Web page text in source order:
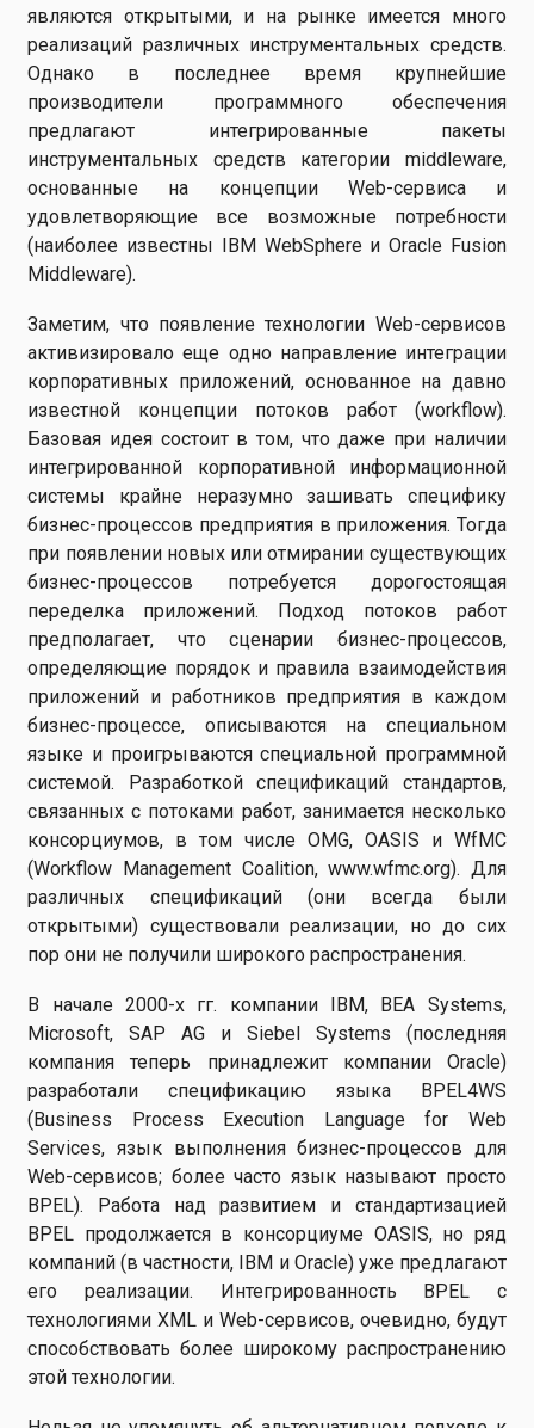
являются открытыми, и на рынке имеется много
реализаций различных инструментальных средств.
Однако в последнее время крупнейшие
производители программного обеспечения
предлагают интегрированные пакеты
инструментальных средств категории middleware,
основанные на концепции Web-сервиса и
удовлетворяющие все возможные потребности
(наиболее известны IBM WebSphere и Oracle Fusion
Middleware).
Заметим, что появление технологии Web-сервисов
активизировало еще одно направление интеграции
корпоративных приложений, основанное на давно
известной концепции потоков работ (workflow).
Базовая идея состоит в том, что даже при наличии
интегрированной корпоративной информационной
системы крайне неразумно зашивать специфику
бизнес-процессов предприятия в приложения. Тогда
при появлении новых или отмирании существующих
бизнес-процессов потребуется дорогостоящая
переделка приложений. Подход потоков работ
предполагает, что сценарии бизнес-процессов,
определяющие порядок и правила взаимодействия
приложений и работников предприятия в каждом
бизнес-процессе, описываются на специальном
языке и проигрываются специальной программной
системой. Разработкой спецификаций стандартов,
связанных с потоками работ, занимается несколько
консорциумов, в том числе OMG, OASIS и WfMC
(Workflow Management Coalition, www.wfmc.org). Для
различных спецификаций (они всегда были
открытыми) существовали реализации, но до сих
пор они не получили широкого распространения.
В начале 2000-х гг. компании IBM, BEA Systems,
Microsoft, SAP AG и Siebel Systems (последняя
компания теперь принадлежит компании Oracle)
разработали спецификацию языка BPEL4WS
(Business Process Execution Language for Web
Services, язык выполнения бизнес-процессов для
Web-сервисов; более часто язык называют просто
BPEL). Работа над развитием и стандартизацией
BPEL продолжается в консорциуме OASIS, но ряд
компаний (в частности, IBM и Oracle) уже предлагают
его реализации. Интегрированность BPEL с
технологиями XML и Web-сервисов, очевидно, будут
способствовать более широкому распространению
этой технологии.